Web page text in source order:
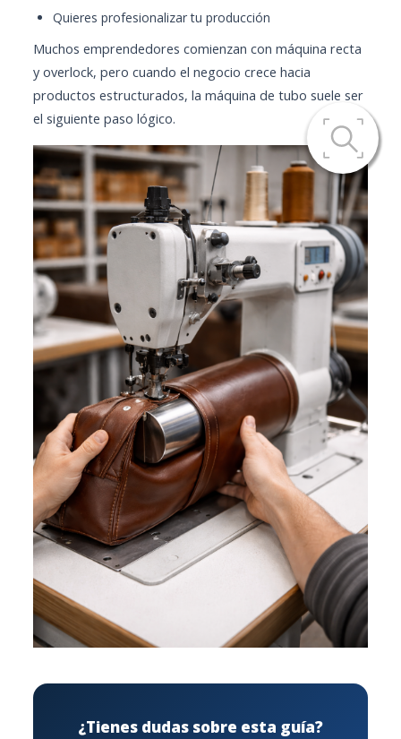
Quieres profesionalizar tu producción
Muchos emprendedores comienzan con máquina recta
y overlock, pero cuando el negocio crece hacia
productos estructurados, la máquina de tubo suele ser
el siguiente paso lógico.
¿Tienes dudas sobre esta guía?